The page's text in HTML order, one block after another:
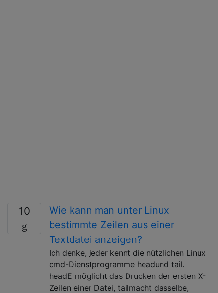
10
Wie kann man unter Linux
bestimmte Zeilen aus einer
Textdatei anzeigen?
Ich denke, jeder kennt die nützlichen Linux
cmd-Dienstprogramme headund tail.
headErmöglicht das Drucken der ersten X-
Zeilen einer Datei, tailmacht dasselbe,